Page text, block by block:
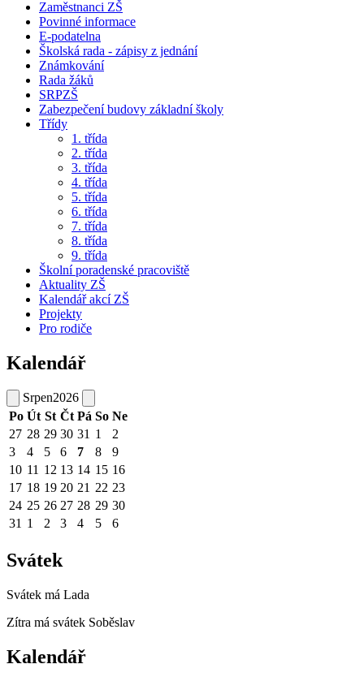
Zaměstnanci ZŠ
Povinné informace
E-podatelna
Školská rada - zápisy z jednání
Známkování
Rada žáků
SRPZŠ
Zabezpečení budovy základní školy
Třídy
1. třída
2. třída
3. třída
4. třída
5. třída
6. třída
7. třída
8. třída
9. třída
Školní poradenské pracoviště
Aktuality ZŠ
Kalendář akcí ZŠ
Projekty
Pro rodiče
Kalendář
Srpen2026
Po Út St Čt Pá So Ne
27 28 29 30 31 1
2
3
4 5 6 7 8
9
10 11 12 13 14 15 16
17 18 19 20 21 22 23
24 25 26 27 28 29 30
31 1 2 3 4 5 6
Svátek
Svátek má Lada
Zítra má svátek Soběslav
Kalendář